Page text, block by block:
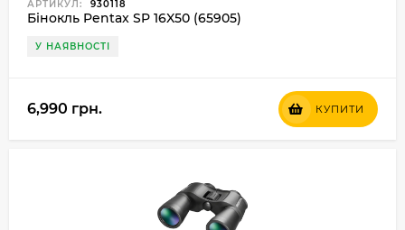
АРТИКУЛ: 930118
Бінокль Pentax SP 16X50 (65905)
У НАЯВНОСТІ
6,990 грн. КУПИТИ